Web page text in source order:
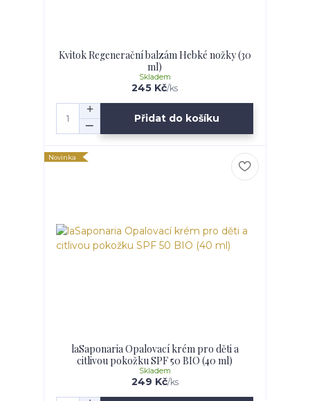
Kvitok Regenerační balzám Hebké nožky (30
ml)
245 Kč/ks
Skladem
Přidat do košíku
Novinka
laSaponaria Opalovací krém pro děti a
citlivou pokožku SPF 50 BIO (40 ml)
249 Kč/ks
Skladem